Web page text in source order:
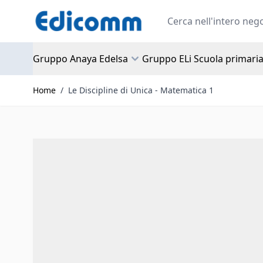
Search
Gruppo Anaya Edelsa Gruppo ELi Scuola primaria
Home / Le Discipline di Unica - Matematica 1